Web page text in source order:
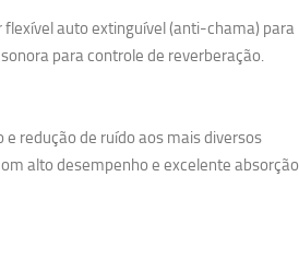
auto extinguível (anti-chama) para
para controle de reverberação.
redução de ruído aos mais diversos
alto desempenho e excelente absorção